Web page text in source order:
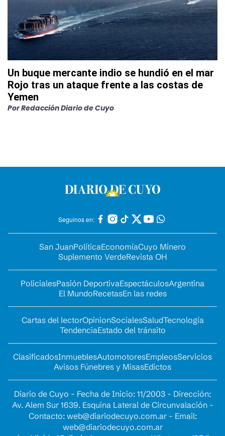
Un buque mercante indio se hundió en el mar
Rojo tras un ataque frente a las costas de
Yemen
PorRedacción Diario de Cuyo
Seguinos en:
San JuanPolíticaEconomíaCuyo Minero
Suplemento VerdeRevista OH
PolicialesPasión DeportivaEspectáculosArgentina
El MundoRecetasEn las redes
Cartas del lectorOpinionSocialesSaludTecnología
TendenciaEstado del tránsito
ClasificadosInmueblesAutomotoresEmpleosServicios
Avisos Fúnebres y MisasEdictos
Diario de Cuyo - Fecha de Inicio: 11/2003 - Dirección:
Av. Alem Sur 1639. Esquina Lateral de Circunvalación -
Contacto: web@diariodecuyo.com.ar- Email:
web@diariodecuyo.com.ar